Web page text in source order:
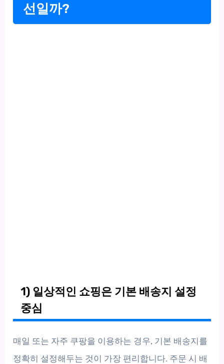
선일까?
1) 일상적인 쇼핑은 기본 배송지 설정
중심
매일 또는 자주 쿠팡을 이용하는 경우, 기본 배송지를
정확히 설정해두는 것이 가장 편리합니다. 주문 시 배